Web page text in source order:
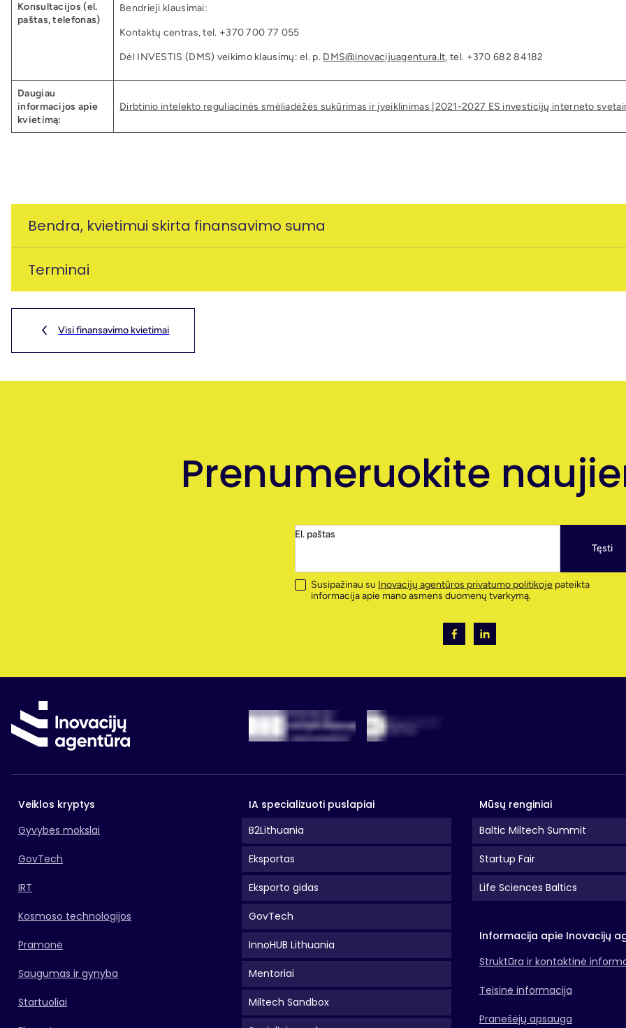
Konsultacijos (el.
paštas, telefonas)
Bendrieji klausimai:
Kontaktų centras, tel. +370 700 77 055
Dėl INVESTIS (DMS) veikimo klausimų: el. p. DMS@inovacijuagentura.lt, tel. +370 682 84182
Daugiau
informacijos apie
kvietimą:
Dirbtinio intelekto reguliacinės smėliadėžės sukūrimas ir įveiklinimas |2021-2027 ES investicijų interneto
Bendra, kvietimui skirta finansavimo suma
3000000 Eur
Terminai
PĮP gali būti teikiami iki:2025-08-22 14:00:00
Visi finansavimo kvietimai
Prenumeruokite
El. paštas
Tęsti
Susipažinau su Inovacijų agentūros privatumo politikoje pateikta
informacija apie mano asmens duomenų tvarkymą.
Veiklos kryptys
Gyvybės mokslai
GovTech
IRT
Kosmoso technologijos
Pramonė
Saugumas ir gynyba
Startuoliai
IA specializuoti puslapiai
B2Lithuania
Eksportas
Eksporto gidas
GovTech
InnoHUB Lithuania
Mentoriai
Miltech Sandbox
Mūsų renginiai
Baltic Miltech Summit
Startup Fair
Life Sciences Baltics
Informacija apie Inovacijų
Struktūra ir kontaktinė
Teisinė informacija
Pranešėjų apsauga